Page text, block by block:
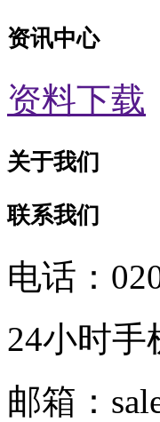
资讯中心
资料下载
关于我们
联系我们
电话：
24小时手
邮箱：